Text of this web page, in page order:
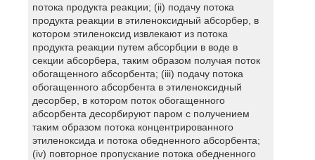
потока продукта реакции; (ii) подачу потока
продукта реакции в этиленоксидный абсорбер, в
котором этиленоксид извлекают из потока
продукта реакции путем абсорбции в воде в
секции абсорбера, таким образом получая поток
обогащенного абсорбента; (iii) подачу потока
обогащенного абсорбента в этиленоксидный
десорбер, в котором поток обогащенного
абсорбента десорбируют паром с получением
таким образом потока концентрированного
этиленоксида и потока обедненного абсорбента;
(iv) повторное пропускание потока обедненного